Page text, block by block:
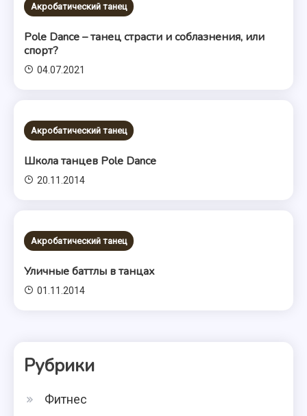
Акробатический танец
Pole Dance – танец страсти и соблазнения, или
спорт?
04.07.2021
Акробатический танец
Школа танцев Pole Dance
20.11.2014
Акробатический танец
Уличные баттлы в танцах
01.11.2014
Рубрики
Фитнес